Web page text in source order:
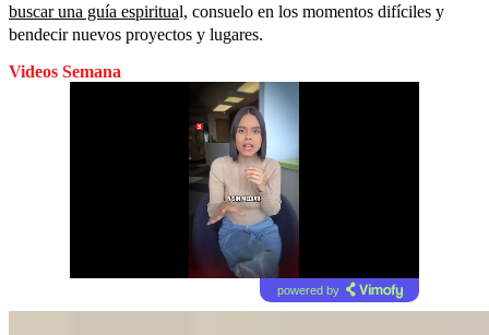
buscar una guía espiritual, consuelo en los momentos difíciles y
bendecir nuevos proyectos y lugares.
Videos Semana
powered by